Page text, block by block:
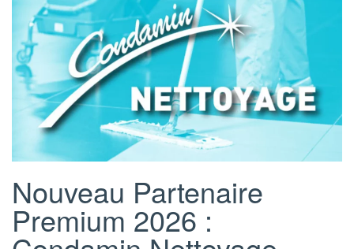
Nouveau Partenaire
Premium 2026 :